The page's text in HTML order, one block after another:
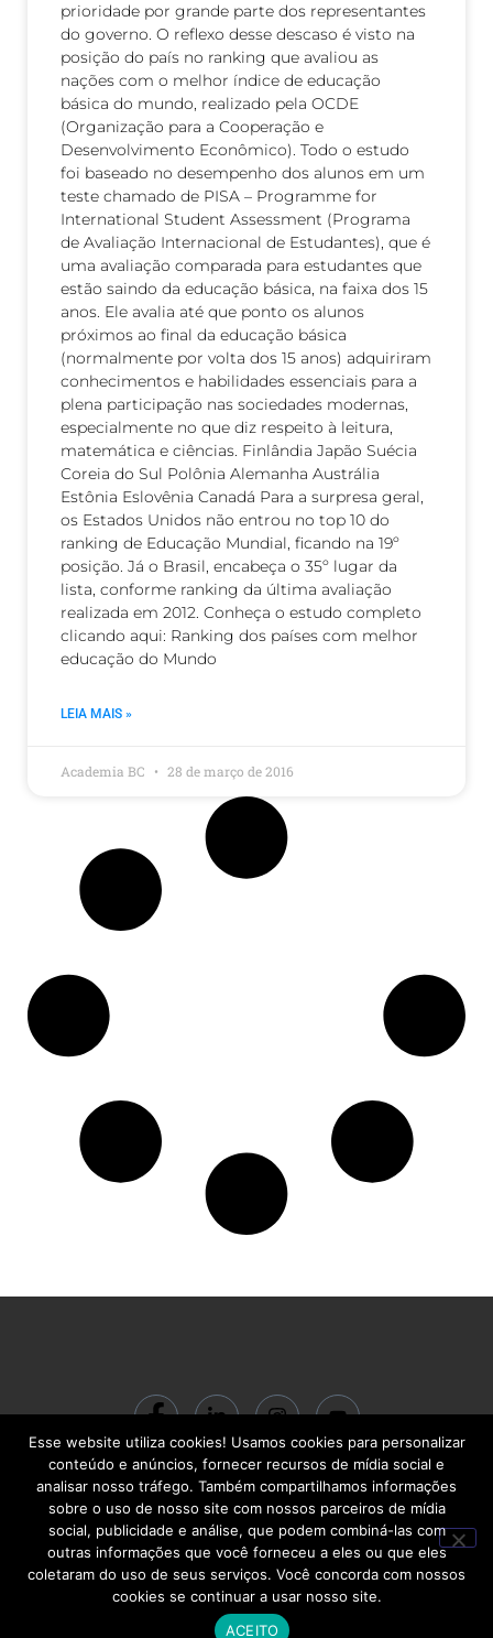
prioridade por grande parte dos representantes
do governo. O reflexo desse descaso é visto na
posição do país no ranking que avaliou as
nações com o melhor índice de educação
básica do mundo, realizado pela OCDE
(Organização para a Cooperação e
Desenvolvimento Econômico). Todo o estudo
foi baseado no desempenho dos alunos em um
teste chamado de PISA – Programme for
International Student Assessment (Programa
de Avaliação Internacional de Estudantes), que é
uma avaliação comparada para estudantes que
estão saindo da educação básica, na faixa dos 15
anos. Ele avalia até que ponto os alunos
próximos ao final da educação básica
(normalmente por volta dos 15 anos) adquiriram
conhecimentos e habilidades essenciais para a
plena participação nas sociedades modernas,
especialmente no que diz respeito à leitura,
matemática e ciências. Finlândia Japão Suécia
Coreia do Sul Polônia Alemanha Austrália
Estônia Eslovênia Canadá Para a surpresa geral,
os Estados Unidos não entrou no top 10 do
ranking de Educação Mundial, ficando na 19º
posição. Já o Brasil, encabeça o 35º lugar da
lista, conforme ranking da última avaliação
realizada em 2012. Conheça o estudo completo
clicando aqui: Ranking dos países com melhor
educação do Mundo
LEIA MAIS »
Academia BC 28 de março de 2016
© 2024 ACADEMIA BC Gestão do Conhecimento LTDA | CNPJ:
22.713.710/0001-00 | R. Santa Quitéria, 541 – Carlos Prates | Belo Horizonte
– MG | CEP 30710-460
©2024. Academia BC. Todos os diretos reservados.
Esse website utiliza cookies! Usamos cookies para personalizar
conteúdo e anúncios, fornecer recursos de mídia social e
analisar nosso tráfego. Também compartilhamos informações
sobre o uso de nosso site com nossos parceiros de mídia
social, publicidade e análise, que podem combiná-las com
outras informações que você forneceu a eles ou que eles
coletaram do uso de seus serviços. Você concorda com nossos
cookies se continuar a usar nosso site.
ACEITO